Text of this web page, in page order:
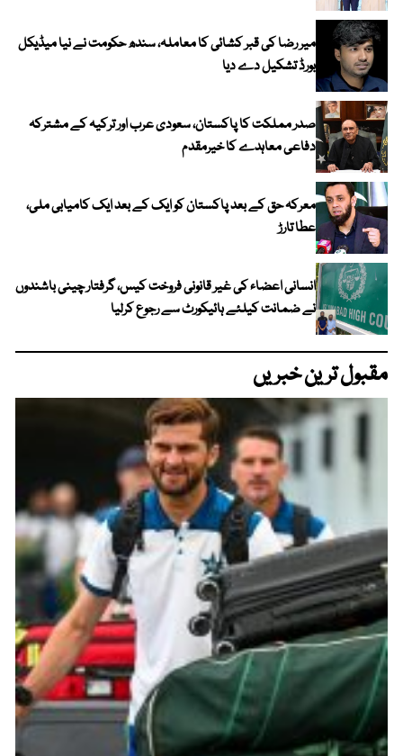
میر رضا کی قبر کشائی کا معاملہ، سندھ حکومت نے نیا میڈیکل
بورڈ تشکیل دے دیا
صدر مملکت کا پاکستان، سعودی عرب اور ترکیہ کے مشترکہ
دفاعی معاہدے کا خیرمقدم
معرکہ حق کے بعد پاکستان کو ایک کے بعد ایک کامیابی ملی،
عطا تارڑ
انسانی اعضاء کی غیر قانونی فروخت کیس، گرفتار چینی باشندوں
نے ضمانت کیلئے ہائیکورٹ سے رجوع کرلیا
مقبول ترین خبریں